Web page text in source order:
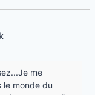
me
le monde du